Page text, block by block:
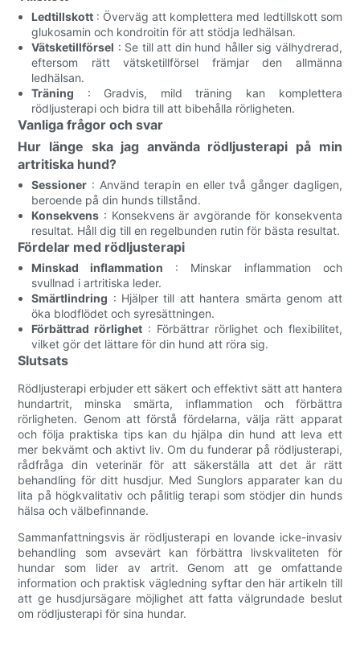
Ledtillskott : Överväg att komplettera med ledtillskott som
glukosamin och kondroitin för att stödja ledhälsan.
Vätsketillförsel : Se till att din hund håller sig välhydrerad,
eftersom rätt vätsketillförsel främjar den allmänna
ledhälsan.
Träning : Gradvis, mild träning kan komplettera
rödljusterapi och bidra till att bibehålla rörligheten.
Vanliga frågor och svar
Hur länge ska jag använda rödljusterapi på min
artritiska hund?
Sessioner : Använd terapin en eller två gånger dagligen,
beroende på din hunds tillstånd.
Konsekvens : Konsekvens är avgörande för konsekventa
resultat. Håll dig till en regelbunden rutin för bästa resultat.
Fördelar med rödljusterapi
Minskad inflammation : Minskar inflammation och
svullnad i artritiska leder.
Smärtlindring : Hjälper till att hantera smärta genom att
öka blodflödet och syresättningen.
Förbättrad rörlighet : Förbättrar rörlighet och flexibilitet,
vilket gör det lättare för din hund att röra sig.
Slutsats
Rödljusterapi erbjuder ett säkert och effektivt sätt att hantera
hundartrit, minska smärta, inflammation och förbättra
rörligheten. Genom att förstå fördelarna, välja rätt apparat
och följa praktiska tips kan du hjälpa din hund att leva ett
mer bekvämt och aktivt liv. Om du funderar på rödljusterapi,
rådfråga din veterinär för att säkerställa att det är rätt
behandling för ditt husdjur. Med Sunglors apparater kan du
lita på högkvalitativ och pålitlig terapi som stödjer din hunds
hälsa och välbefinnande.
Sammanfattningsvis är rödljusterapi en lovande icke-invasiv
behandling som avsevärt kan förbättra livskvaliteten för
hundar som lider av artrit. Genom att ge omfattande
information och praktisk vägledning syftar den här artikeln till
att ge husdjursägare möjlighet att fatta välgrundade beslut
om rödljusterapi för sina hundar.